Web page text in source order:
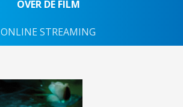
OVER DE FILM
ONLINE STREAMING